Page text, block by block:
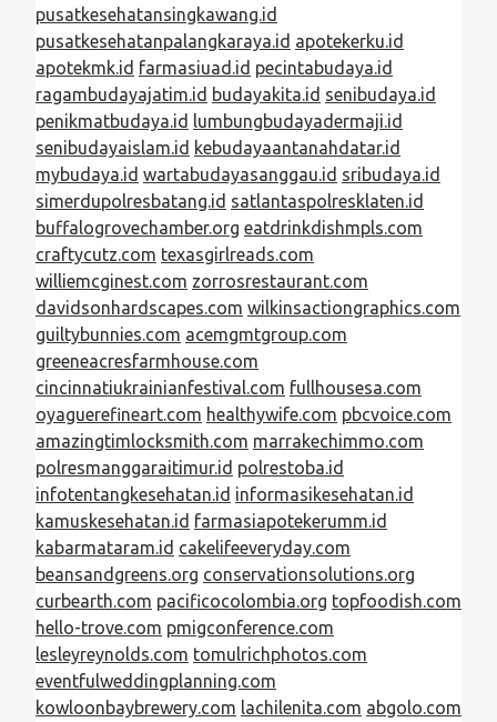
pusatkesehatansingkawang.id
pusatkesehatanpalangkaraya.id apotekerku.id
apotekmk.id farmasiuad.id pecintabudaya.id
ragambudayajatim.id budayakita.id senibudaya.id
penikmatbudaya.id lumbungbudayadermaji.id
senibudayaislam.id kebudayaantanahdatar.id
mybudaya.id wartabudayasanggau.id sribudaya.id
simerdupolresbatang.id satlantaspolresklaten.id
buffalogrovechamber.org eatdrinkdishmpls.com
craftycutz.com texasgirlreads.com
williemcginest.com zorrosrestaurant.com
davidsonhardscapes.com wilkinsactiongraphics.com
guiltybunnies.com acemgmtgroup.com
greeneacresfarmhouse.com
cincinnatiukrainianfestival.com fullhousesa.com
oyaguerefineart.com healthywife.com pbcvoice.com
amazingtimlocksmith.com marrakechimmo.com
polresmanggaraitimur.id polrestoba.id
infotentangkesehatan.id informasikesehatan.id
kamuskesehatan.id farmasiapotekerumm.id
kabarmataram.id cakelifeeveryday.com
beansandgreens.org conservationsolutions.org
curbearth.com pacificocolombia.org topfoodish.com
hello-trove.com pmigconference.com
lesleyreynolds.com tomulrichphotos.com
eventfulweddingplanning.com
kowloonbaybrewery.com lachilenita.com abgolo.com